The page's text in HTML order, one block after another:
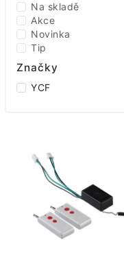
Abecedně
Na skladě
Akce
Novinka
Tip
Značky
YCF